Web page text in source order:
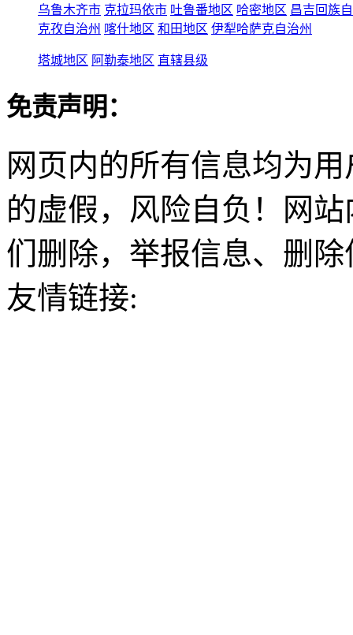
乌鲁木齐市 克拉玛依市 吐鲁番地区 哈密地区 昌吉回族
克孜自治州 喀什地区 和田地区 伊犁哈萨克自治州
塔城地区 阿勒泰地区 直辖县级
免责声明：
网页内的所有信息均为
的虚假，风险自负！网
们删除，举报信息、删
友情链接: